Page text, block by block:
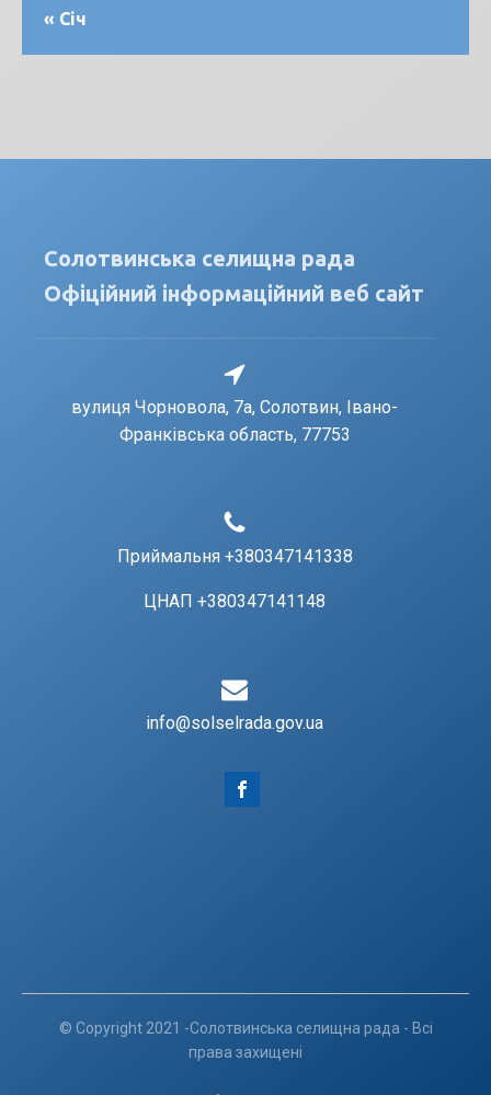
« Січ
Солотвинська селищна рада
Офіційний інформаційний веб сайт
вулиця Чорновола, 7a, Солотвин, Івано-
Франківська область, 77753
Приймальня +380347141338
ЦНАП +380347141148
info@solselrada.gov.ua
© Copyright 2021 -Солотвинська селищна рада - Всі
права захищені